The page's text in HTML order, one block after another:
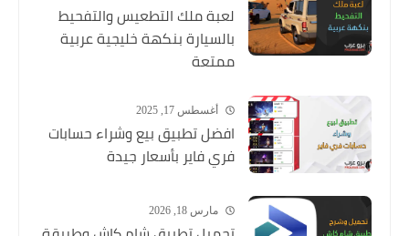
لعبة ملك التطعيس والتفحيط
بالسيارة بنكهة خليجية عربية
ممتعة
أغسطس 17, 2025
افضل تطبيق بيع وشراء حسابات
فري فاير بأسعار جيدة
مارس 18, 2026